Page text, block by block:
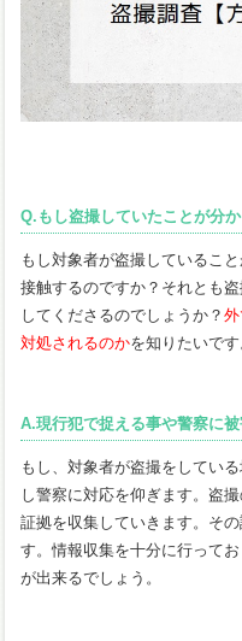
Q.もし盗撮していたことが分
もし対象者が盗撮しているこ
接触するのですか？それとも
してくださるのでしょうか？
対処されるのかを知りたいです
A.現行犯で捉える事や警察に被
もし、対象者が盗撮をしてい
し警察に対応を仰ぎます。盗
証拠を収集していきます。そ
す。情報収集を十分に行って
が出来るでしょう。